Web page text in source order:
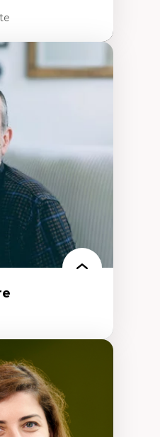
nouvelles
et électronique
des
numériques
à l’intelligence
machine et les
technologies
médiatiques
des auditoires
numériques à
et l’IA